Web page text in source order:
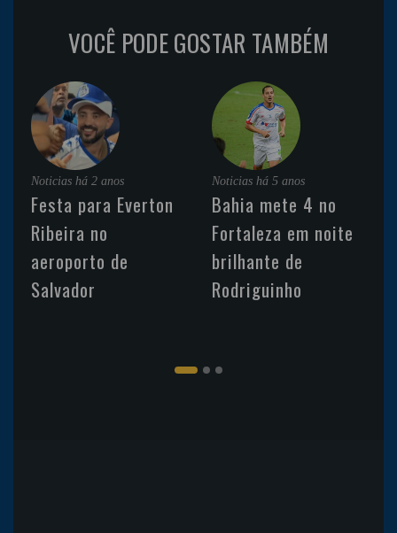
VOCÊ PODE GOSTAR TAMBÉM
Noticias há 2 anos
Festa para Everton
Ribeira no
aeroporto de
Salvador
Noticias há 5 anos
Bahia mete 4 no
Fortaleza em noite
brilhante de
Rodriguinho